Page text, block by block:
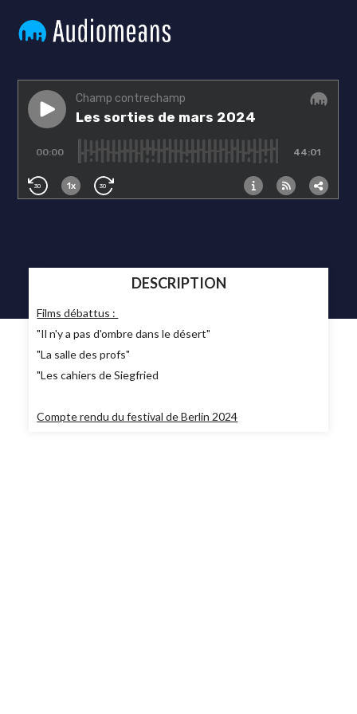
DESCRIPTION
Films débattus :
"Il n'y a pas d'ombre dans le désert"
"La salle des profs"
"Les cahiers de Siegfried
Compte rendu du festival de Berlin 2024